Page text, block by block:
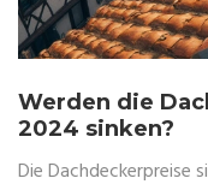
Werden die
2024 sinken?
Die Dachdeckerpreise